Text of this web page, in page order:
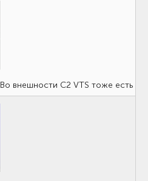
Во внешности C2 VTS тоже есть